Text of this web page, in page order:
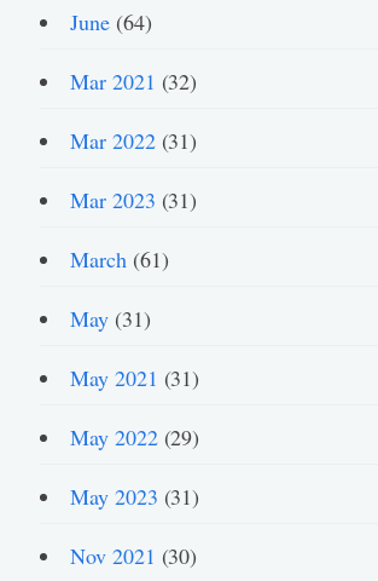
June(64)
Mar 2021 (32)
Mar 2022(31)
Mar 2023 (31)
March(61)
May(31)
May 2021 (31)
May 2022(29)
May 2023 (31)
Nov 2021 (30)